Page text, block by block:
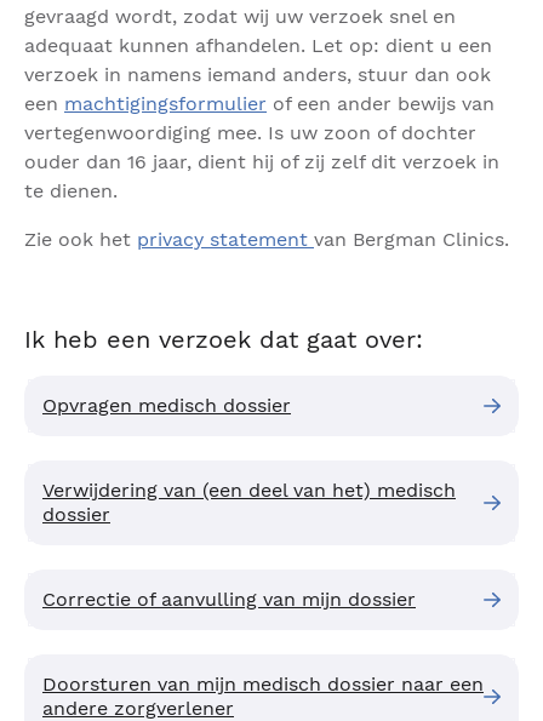
gevraagd wordt, zodat wij uw verzoek snel en
adequaat kunnen afhandelen. Let op: dient u een
verzoek in namens iemand anders, stuur dan ook
een machtigingsformulier of een ander bewijs van
vertegenwoordiging mee. Is uw zoon of dochter
ouder dan 16 jaar, dient hij of zij zelf dit verzoek in
te dienen.
Zie ook het privacy statement van Bergman Clinics.
Ik heb een verzoek dat gaat over:
Opvragen medisch dossier
Verwijdering van (een deel van het) medisch
dossier
Correctie of aanvulling van mijn dossier
Doorsturen van mijn medisch dossier naar een
andere zorgverlener